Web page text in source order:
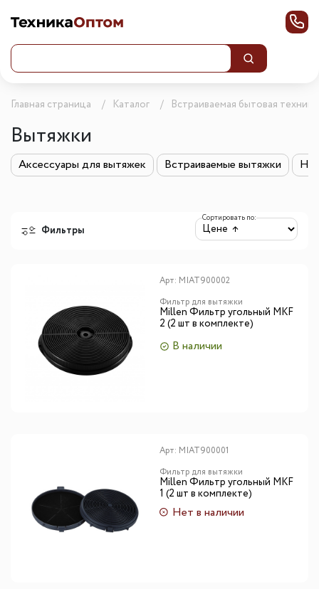
Главная страница Каталог Встраиваемая бытовая техника
Вытяжки
Аксессуары для вытяжек Встраиваемые вытяжки
Фильтры
Сортировать по:
Арт: MIAT900002
Фильтр для вытяжки
Millen Фильтр угольный MKF
2 (2 шт в комплекте)
В наличии
Арт: MIAT900001
Фильтр для вытяжки
Millen Фильтр угольный MKF
1 (2 шт в комплекте)
Нет в наличии